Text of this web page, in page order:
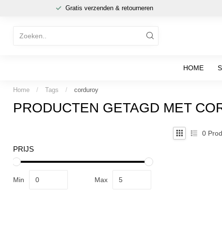
Gratis verzenden & retourneren
HOME
Home / Tags / corduroy
PRODUCTEN GETAGD MET
PRIJS
Min Max
0